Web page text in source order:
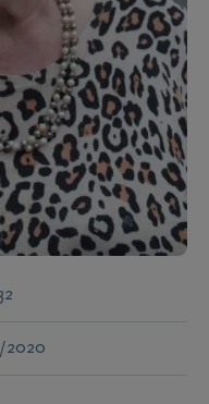
2020